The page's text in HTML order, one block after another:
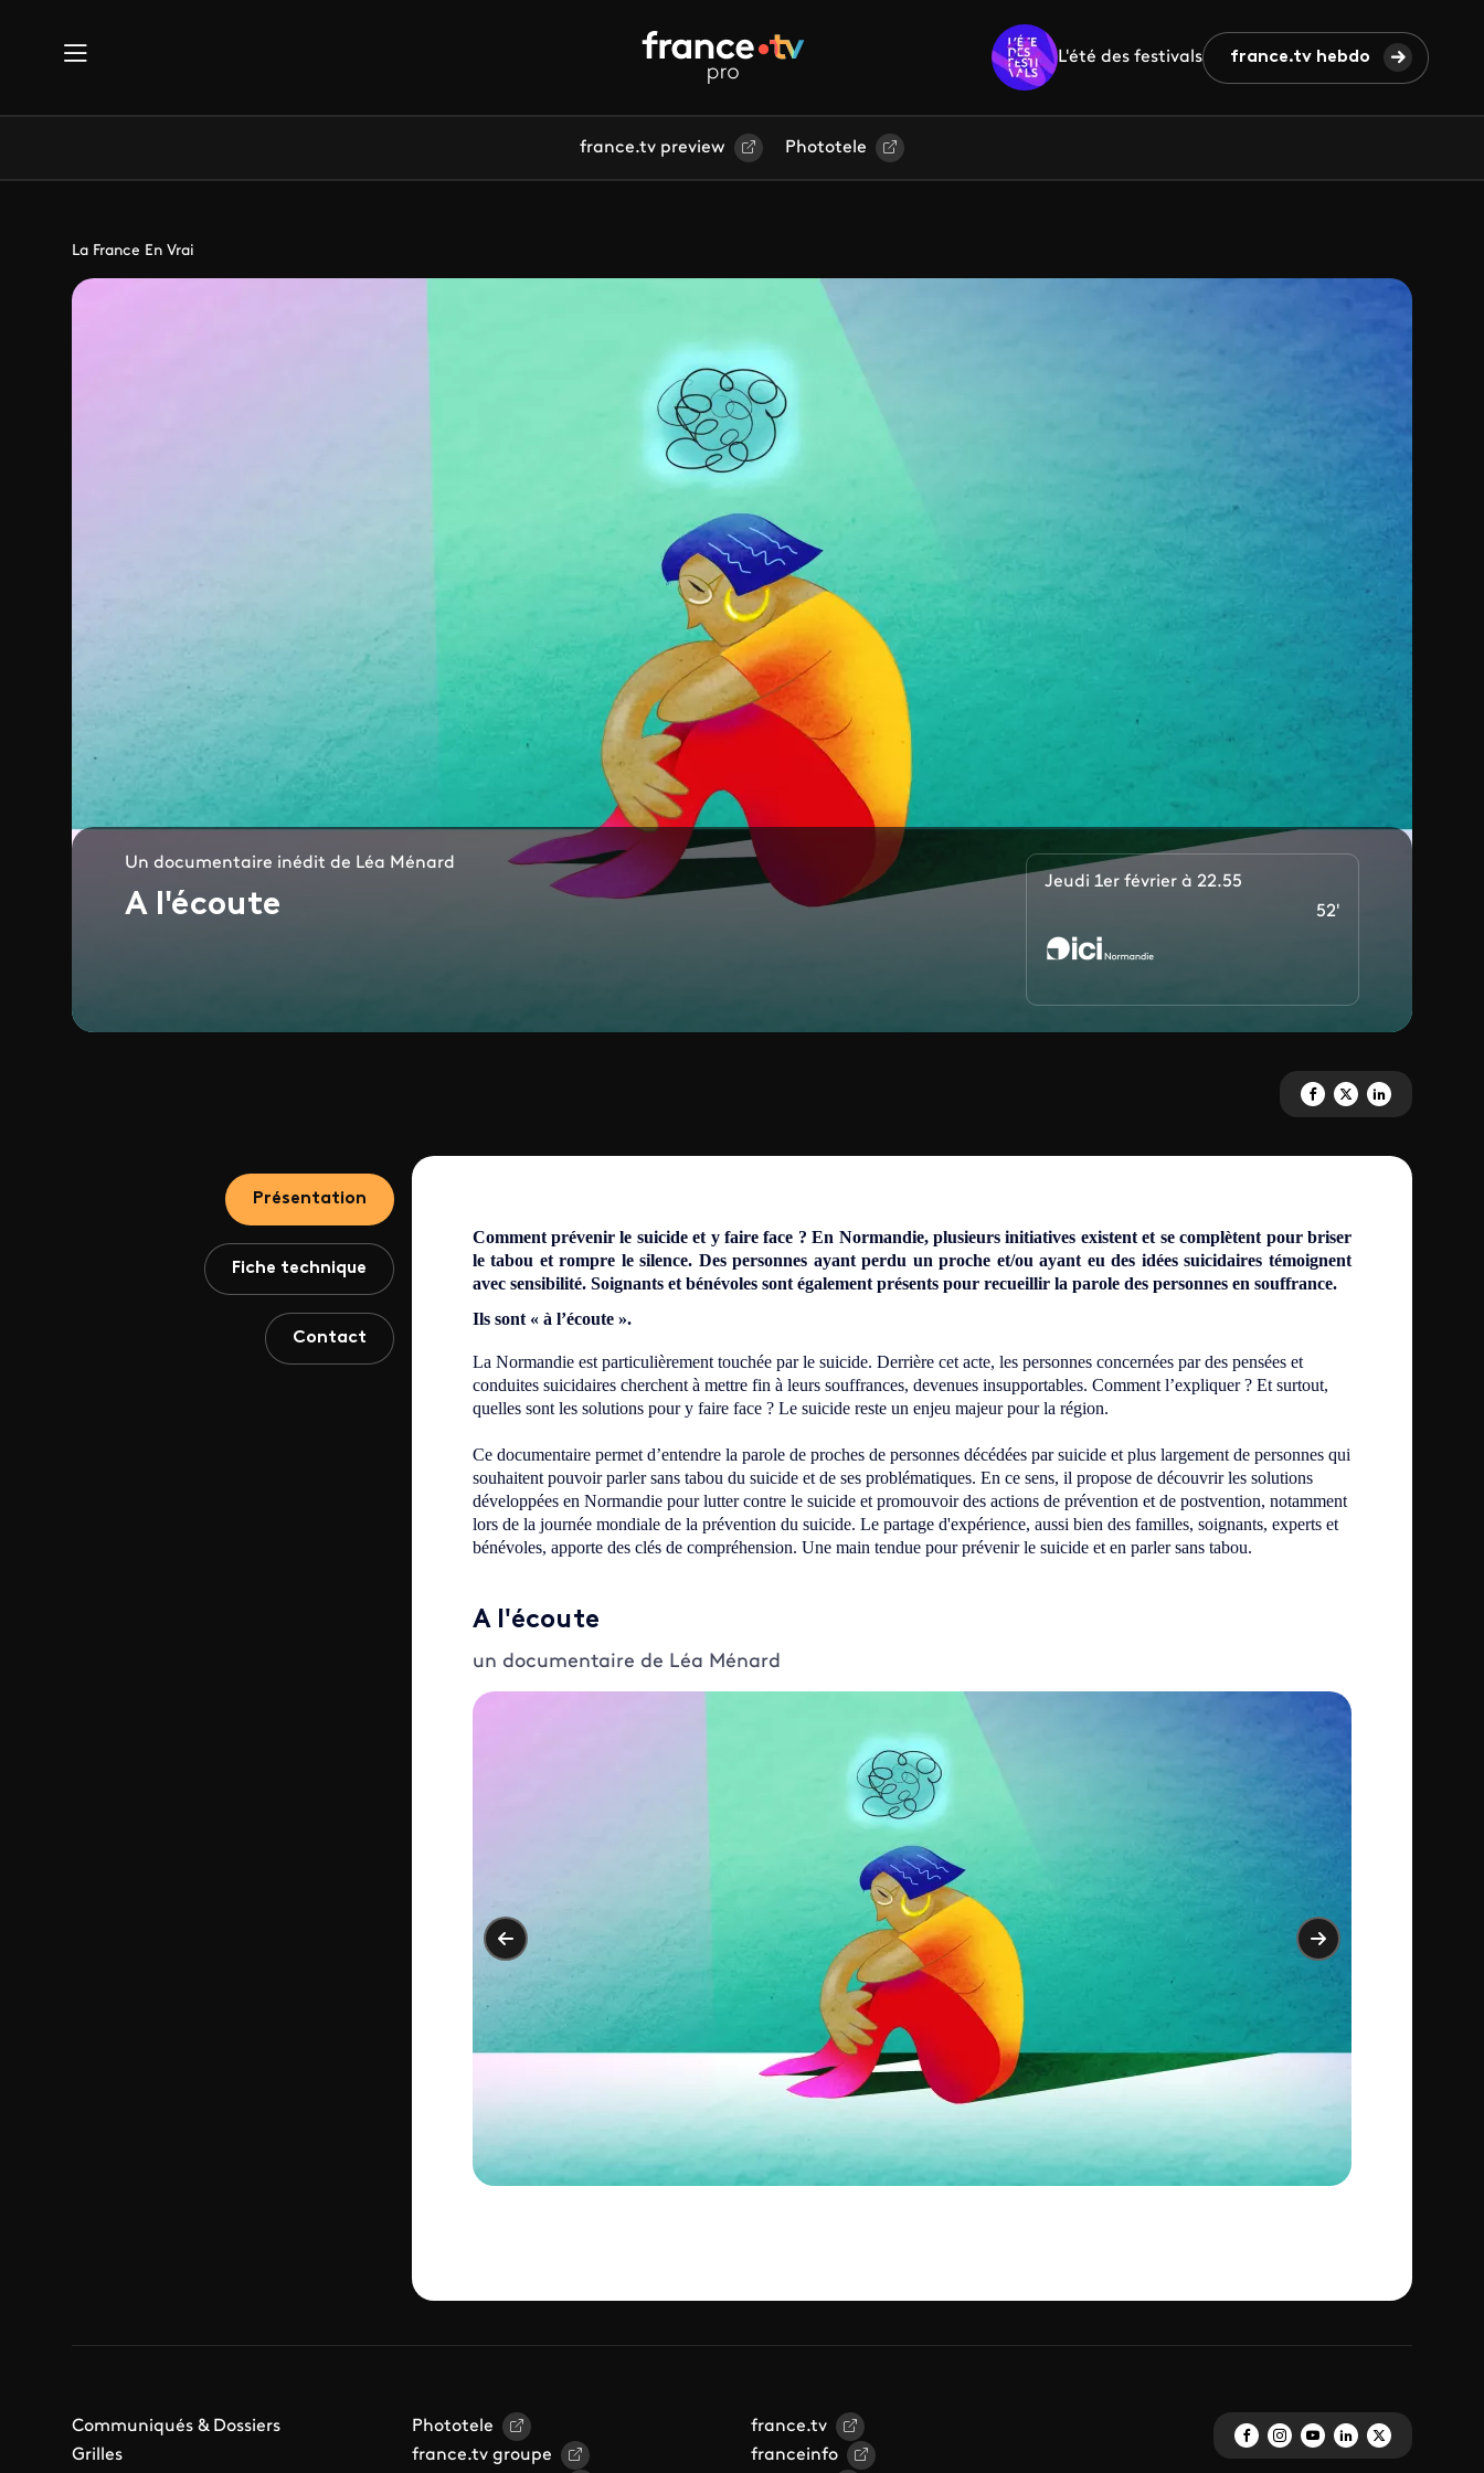
L'été des festivals france.tv hebdo
france.tv preview Phototele
La France En Vrai
Un documentaire inédit de Léa Ménard
A l'écoute
Jeudi 1er février à 22.55
52'
Partagez 'A l'écoute' sur
Partagez 'A l'écoute' sur
Partagez 'A
Présentation
Fiche technique
Contact
Comment prévenir le suicide et y faire face ? En Normandie, plusieurs initiatives existent et se complètent pour briser
le tabou et rompre le silence. Des personnes ayant perdu un proche et/ou ayant eu des idées suicidaires témoignent
avec sensibilité. Soignants et bénévoles sont également présents pour recueillir la parole des personnes en souffrance.
Ils sont « à l’écoute ».
La Normandie est particulièrement touchée par le suicide. Derrière cet acte, les personnes concernées par des pensées et
conduites suicidaires cherchent à mettre fin à leurs souffrances, devenues insupportables. Comment l’expliquer ? Et surtout,
quelles sont les solutions pour y faire face ? Le suicide reste un enjeu majeur pour la région.
Ce documentaire permet d’entendre la parole de proches de personnes décédées par suicide et plus largement de personnes qui
souhaitent pouvoir parler sans tabou du suicide et de ses problématiques. En ce sens, il propose de découvrir les solutions
développées en Normandie pour lutter contre le suicide et promouvoir des actions de prévention et de postvention, notamment
lors de la journée mondiale de la prévention du suicide. Le partage d'expérience, aussi bien des familles, soignants, experts et
bénévoles, apporte des clés de compréhension. Une main tendue pour prévenir le suicide et en parler sans tabou.
A l'écoute
un documentaire de Léa Ménard
Communiqués & Dossiers
Grilles
Phototele
france.tv groupe
france.tv
franceinfo